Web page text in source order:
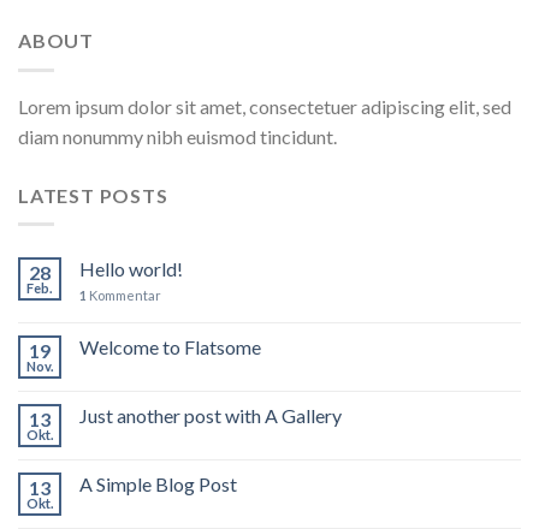
ABOUT
Lorem ipsum dolor sit amet, consectetuer adipiscing elit, sed
diam nonummy nibh euismod tincidunt.
LATEST POSTS
28
Feb.
Hello world!
1 Kommentar
19
Nov.
Welcome to Flatsome
13
Okt.
Just another post with A Gallery
13
Okt.
A Simple Blog Post